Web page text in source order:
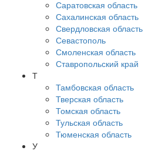
Саратовская область
Сахалинская область
Свердловская область
Севастополь
Смоленская область
Ставропольский край
Т
Тамбовская область
Тверская область
Томская область
Тульская область
Тюменская область
У